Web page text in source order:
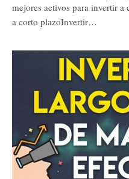
mejores activos para invertir a
a corto plazoInvertir…